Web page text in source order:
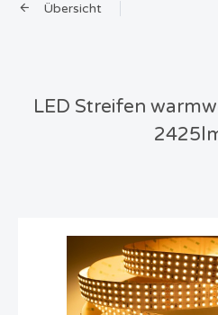
Übersicht
LED Streifen